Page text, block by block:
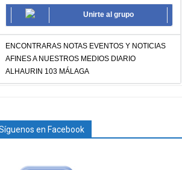
Unirte al grupo
ENCONTRARAS NOTAS EVENTOS Y NOTICIAS
AFINES A NUESTROS MEDIOS DIARIO
ALHAURIN 103 MÁLAGA
en Facebook